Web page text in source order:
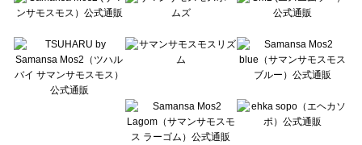
Te chichi CLASSIC（テチチ クラシック）のカーディガン一覧
Lugnoncure（ルノンキュール）のカーディガン一覧
BETTY'S BLUE（べティーズブルー）のカーディガン一覧
Wpc.（ワールドパーティー）のカーディガン一覧